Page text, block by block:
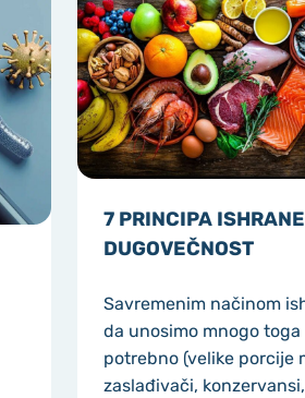
7 PRINCIPA
DUGOVEČNOST
Savremenim načinom
da unosimo mnogo
potrebno (velike porcije
zaslađivači,